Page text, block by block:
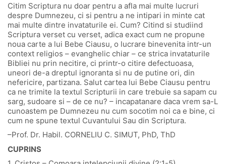
Citim Scriptura nu doar pentru a afla mai multe lucruri
despre Dumnezeu, ci si pentru a ne intipari in minte cat
mai multe dintre invataturile ei. Cum? Citind si studiind
Scriptura verset cu verset, adica exact cum ne propune
noua carte a lui Bebe Ciausu, o lucrare binevenita intr-un
context religios – evanghelic chiar – ce strica invataturile
Bibliei nu prin necitire, ci printr-o citire defectuoasa,
uneori de-a dreptul ignoranta si nu de putine ori, din
nefericire, partizana. Salut cartea lui Bebe Ciausu pentru
ca ne trimite la textul Scripturii in care trebuie sa sapam cu
sarg, sudoare si – de ce nu? – incapatanare daca vrem sa-L
cunoastem pe Dumnezeu nu cum socotim noi ca e bine, ci
cum ne spune textul Cuvantului Sau din Scriptura.
–Prof. Dr. Habil. CORNELIU C. SIMUT, PhD, ThD
CUPRINS